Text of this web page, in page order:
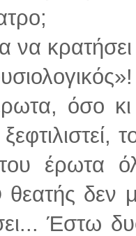
όσο
έρωτα
δεν
Έστω